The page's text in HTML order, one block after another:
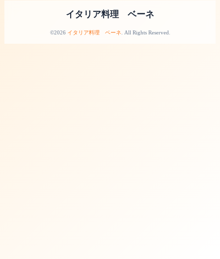
イタリア料理 ベーネ
©2026 イタリア料理 ベーネ . All Rights Reserved.